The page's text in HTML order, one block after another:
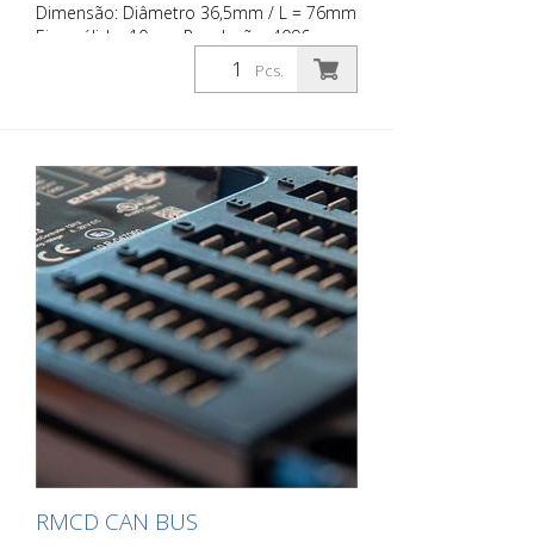
Dimensão: Diâmetro 36,5mm / L = 76mm
Eixo sólido: 10mm Resolução: 4096
passos, r4096 rotações, 24 bit; IP68; IP
Pcs.
RMCD CAN BUS